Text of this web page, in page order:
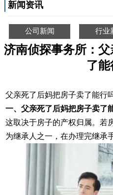
新闻资讯
公司新闻 行业
济南侦探事务所：
了
父亲死了后妈把房子卖了能行
一、父亲死了后妈把房子卖了
这取决于房子的产权归属。若
为继承人之一，在办理完继承